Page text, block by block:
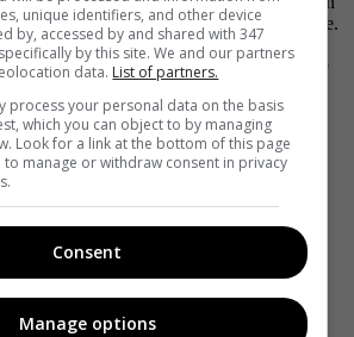
fuera gregario de un corredor importante.
le ofreció a Nairo correr, porque dijo
fichar a Nairo, tenemos toda la
la única condición es que
menos este año, a trabajar para nuestro
la razón por la que Nairo no quiso ir”,
el podcast, ‘El Leñero’.
unique identifiers, and other device
by, accessed by and shared with 347
by this site. We and our partners
data. List of partners.
process your personal data on the basis
which you can object to by managing
Look for a link at the bottom of this page
to manage or withdraw consent in privacy
Consent
Manage options